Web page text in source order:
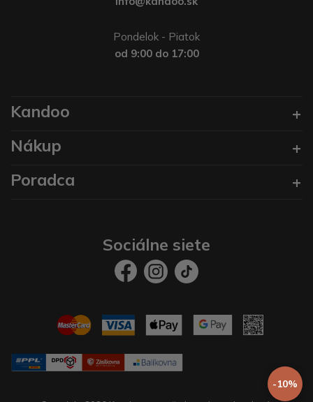
-10%
Pondelok - Piatok
od 9:00 do 17:00
Kandoo
Nákup
Poradca
Sociálne siete